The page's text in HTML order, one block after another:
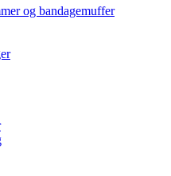
og bandagemuffer